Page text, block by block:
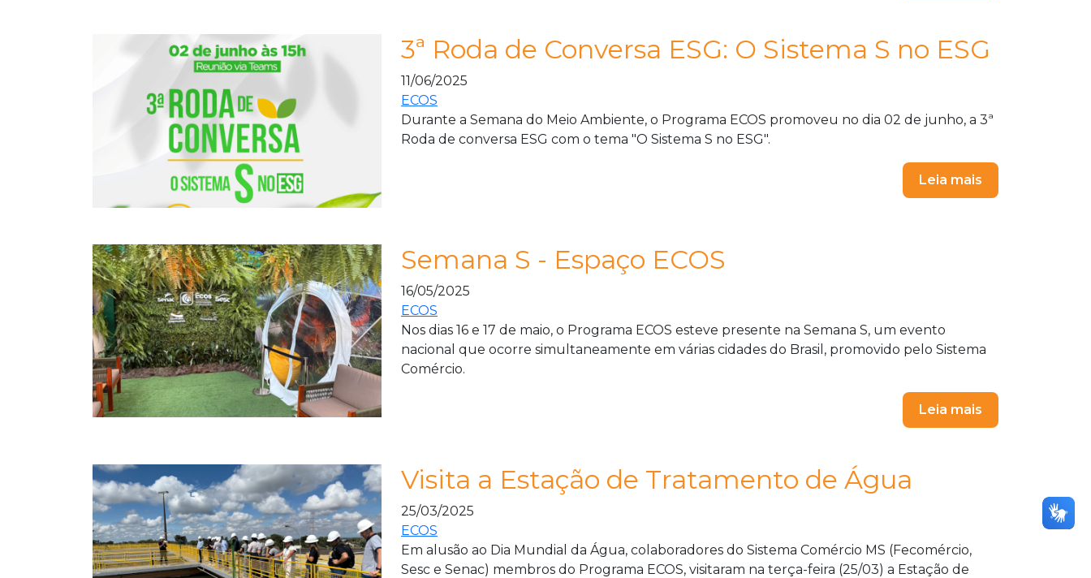
3ª Roda de Conversa ESG: O Sistema S no ESG
11/06/2025
ECOS
Durante a Semana do Meio Ambiente, o Programa ECOS promoveu no dia 02 de junho, a 3ª
Roda de conversa ESG com o tema "O Sistema S no ESG".
Leia mais
Semana S - Espaço ECOS
16/05/2025
ECOS
Nos dias 16 e 17 de maio, o Programa ECOS esteve presente na Semana S, um evento
nacional que ocorre simultaneamente em várias cidades do Brasil, promovido pelo Sistema
Comércio.
Leia mais
Visita a Estação de Tratamento de Água
25/03/2025
ECOS
Em alusão ao Dia Mundial da Água, colaboradores do Sistema Comércio MS (Fecomércio,
Sesc e Senac) membros do Programa ECOS, visitaram na terça-feira (25/03) a Estação de